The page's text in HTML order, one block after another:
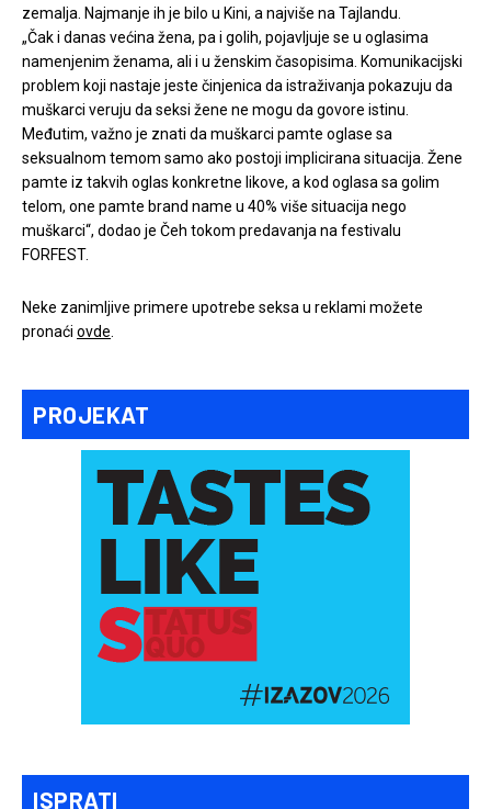
PROJEKAT
ISPRATI
zemalja. Najmanje ih je bilo u Kini, a najviše na Tajlandu.
„Čak i danas većina žena, pa i golih, pojavljuje se u oglasima
namenjenim ženama, ali i u ženskim časopisima. Komunikacijski
problem koji nastaje jeste činjenica da istraživanja pokazuju da
muškarci veruju da seksi žene ne mogu da govore istinu.
Međutim, važno je znati da muškarci pamte oglase sa
seksualnom temom samo ako postoji implicirana situacija. Žene
pamte iz takvih oglas konkretne likove, a kod oglasa sa golim
telom, one pamte brand name u 40% više situacija nego
muškarci“, dodao je Čeh tokom predavanja na festivalu
FORFEST.
Neke zanimljive primere upotrebe seksa u reklami možete
pronaći ovde.